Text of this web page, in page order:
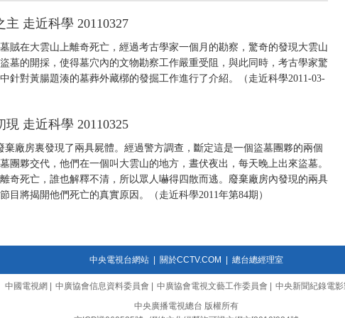
走近科學 20110327
賊在大雲山上離奇死亡，經過考古學家一個月的勘察，驚奇的發現大雲山
墓的開採，使得墓穴內的文物勘察工作嚴重受阻，與此同時，考古學家驚
針對黃腸題湊的墓葬外藏槨的發掘工作進行了介紹。（走近科學2011-03-
走近科學 20110325
棄廠房裏發現了兩具屍體。經過警方調查，斷定這是一個盜墓團夥的兩個
團夥交代，他們在一個叫大雲山的地方，晝伏夜出，每天晚上出來盜墓。
奇死亡，誰也解釋不清，所以眾人嚇得四散而逃。廢棄廠房內發現的兩具
目將揭開他們死亡的真實原因。（走近科學2011年第84期）
中央電視台網站| 關於CCTV.COM 總台總經理室
中國電視網 中廣協會信息資料委員會 中廣協會電視文藝工作委員會
中央新聞紀錄電
中央廣播電視總台 版權所有